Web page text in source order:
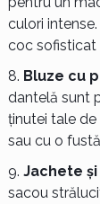
culori
coc sofisticat
Bluze cu
dantelă sunt
ținutei tale de
sau cu o
Jachete
sacou